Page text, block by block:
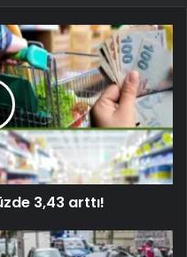
3,43 arttı!